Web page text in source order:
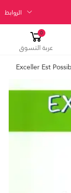
الروابط
0
عربة التسوق
Exceller Est